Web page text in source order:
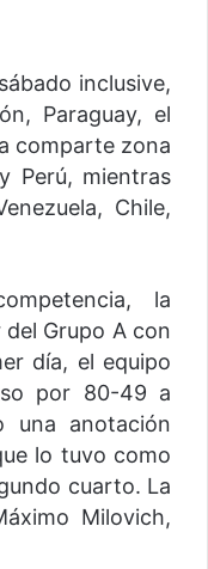
inclusive,
Paraguay, el
comparte zona
Perú, mientras
Chile,
la
del Grupo A con
día, el equipo
por 80-49 a
una anotación
lo tuvo como
cuarto. La
Milovich,